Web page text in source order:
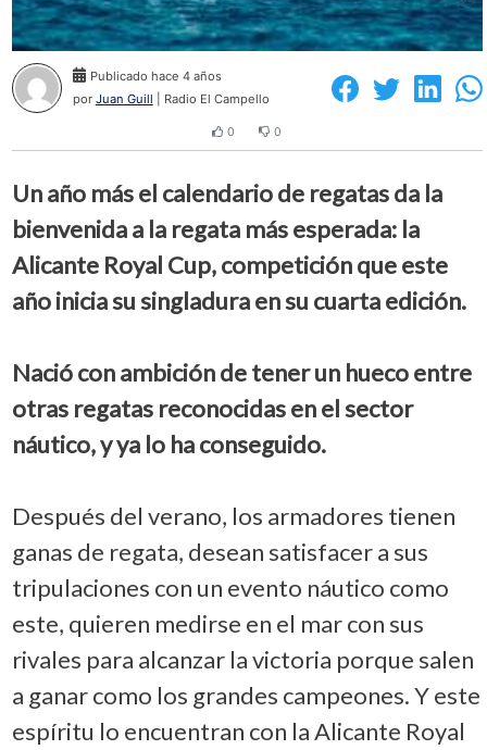
Publicado hace 4 años
por Juan Guill | Radio El Campello
0 0
Un año más el calendario de regatas da la
bienvenida a la regata más esperada: la
Alicante Royal Cup, competición que este
año inicia su singladura en su cuarta edición.
Nació con ambición de tener un hueco entre
otras regatas reconocidas en el sector
náutico, y ya lo ha conseguido.
Después del verano, los armadores tienen
ganas de regata, desean satisfacer a sus
tripulaciones con un evento náutico como
este, quieren medirse en el mar con sus
rivales para alcanzar la victoria porque salen
a ganar como los grandes campeones. Y este
espíritu lo encuentran con la Alicante Royal